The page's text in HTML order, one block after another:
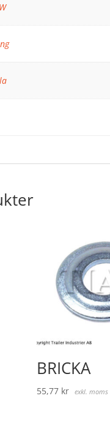
BRICKA
55,77 kr exkl. moms